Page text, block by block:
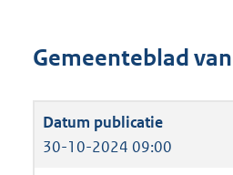
Gemeenteblad
30-10-2024 09:00